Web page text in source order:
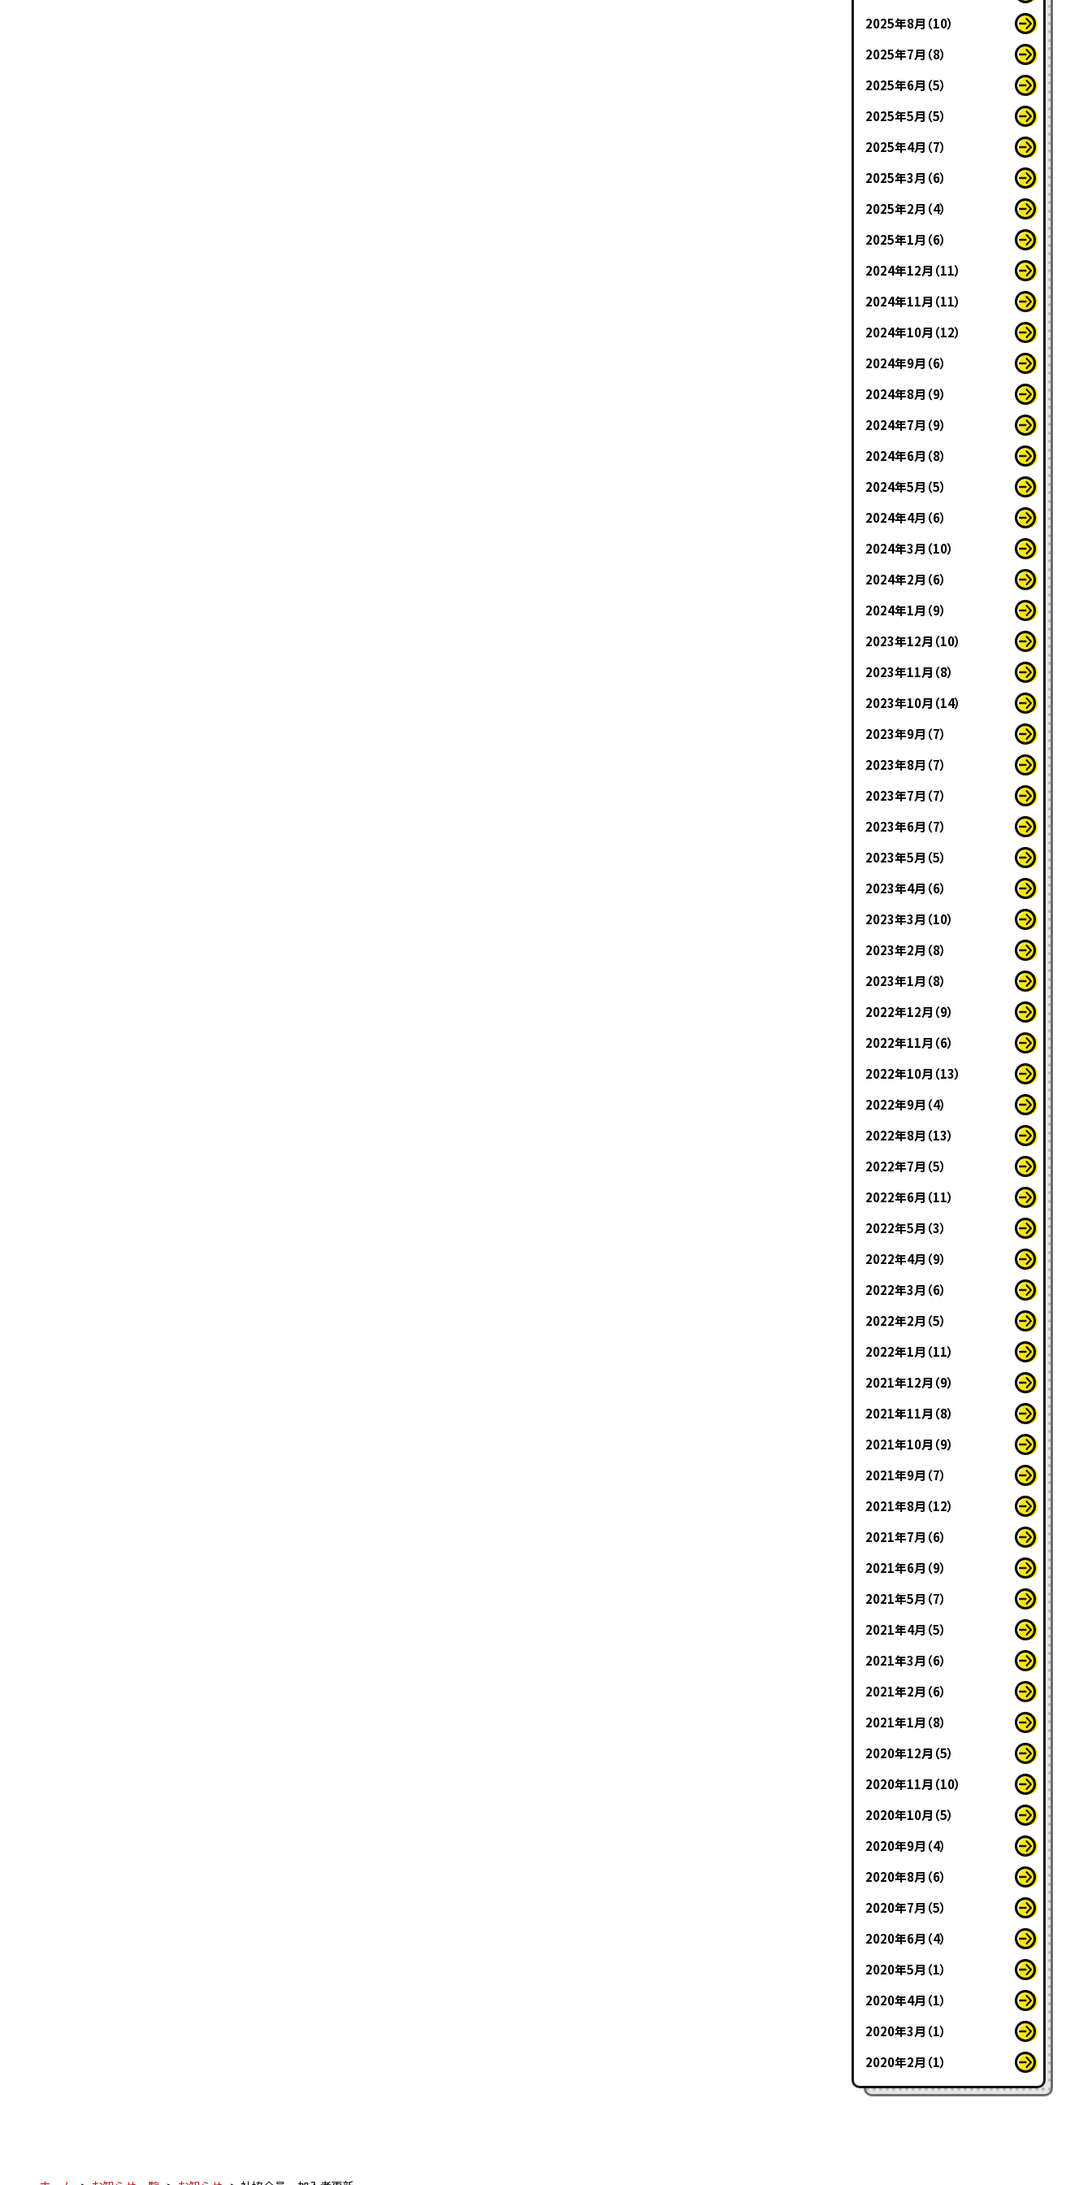
2025年8月（10）
2025年7月（8）
2025年6月（5）
2025年5月（5）
2025年4月（7）
2025年3月（6）
2025年2月（4）
2025年1月（6）
2024年12月（11）
2024年11月（11）
2024年10月（12）
2024年9月（6）
2024年8月（9）
2024年7月（9）
2024年6月（8）
2024年5月（5）
2024年4月（6）
2024年3月（10）
2024年2月（6）
2024年1月（9）
2023年12月（10）
2023年11月（8）
2023年10月（14）
2023年9月（7）
2023年8月（7）
2023年7月（7）
2023年6月（7）
2023年5月（5）
2023年4月（6）
2023年3月（10）
2023年2月（8）
2023年1月（8）
2022年12月（9）
2022年11月（6）
2022年10月（13）
2022年9月（4）
2022年8月（13）
2022年7月（5）
2022年6月（11）
2022年5月（3）
2022年4月（9）
2022年3月（6）
2022年2月（5）
2022年1月（11）
2021年12月（9）
2021年11月（8）
2021年10月（9）
2021年9月（7）
2021年8月（12）
2021年7月（6）
2021年6月（9）
2021年5月（7）
2021年4月（5）
2021年3月（6）
2021年2月（6）
2021年1月（8）
2020年12月（5）
2020年11月（10）
2020年10月（5）
2020年9月（4）
2020年8月（6）
2020年7月（5）
2020年6月（4）
2020年5月（1）
2020年4月（1）
2020年3月（1）
2020年2月（1）